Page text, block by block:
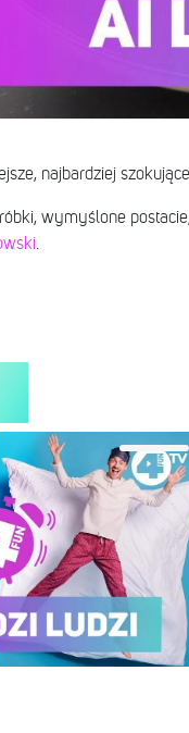
najbardziej
wymyślone
.